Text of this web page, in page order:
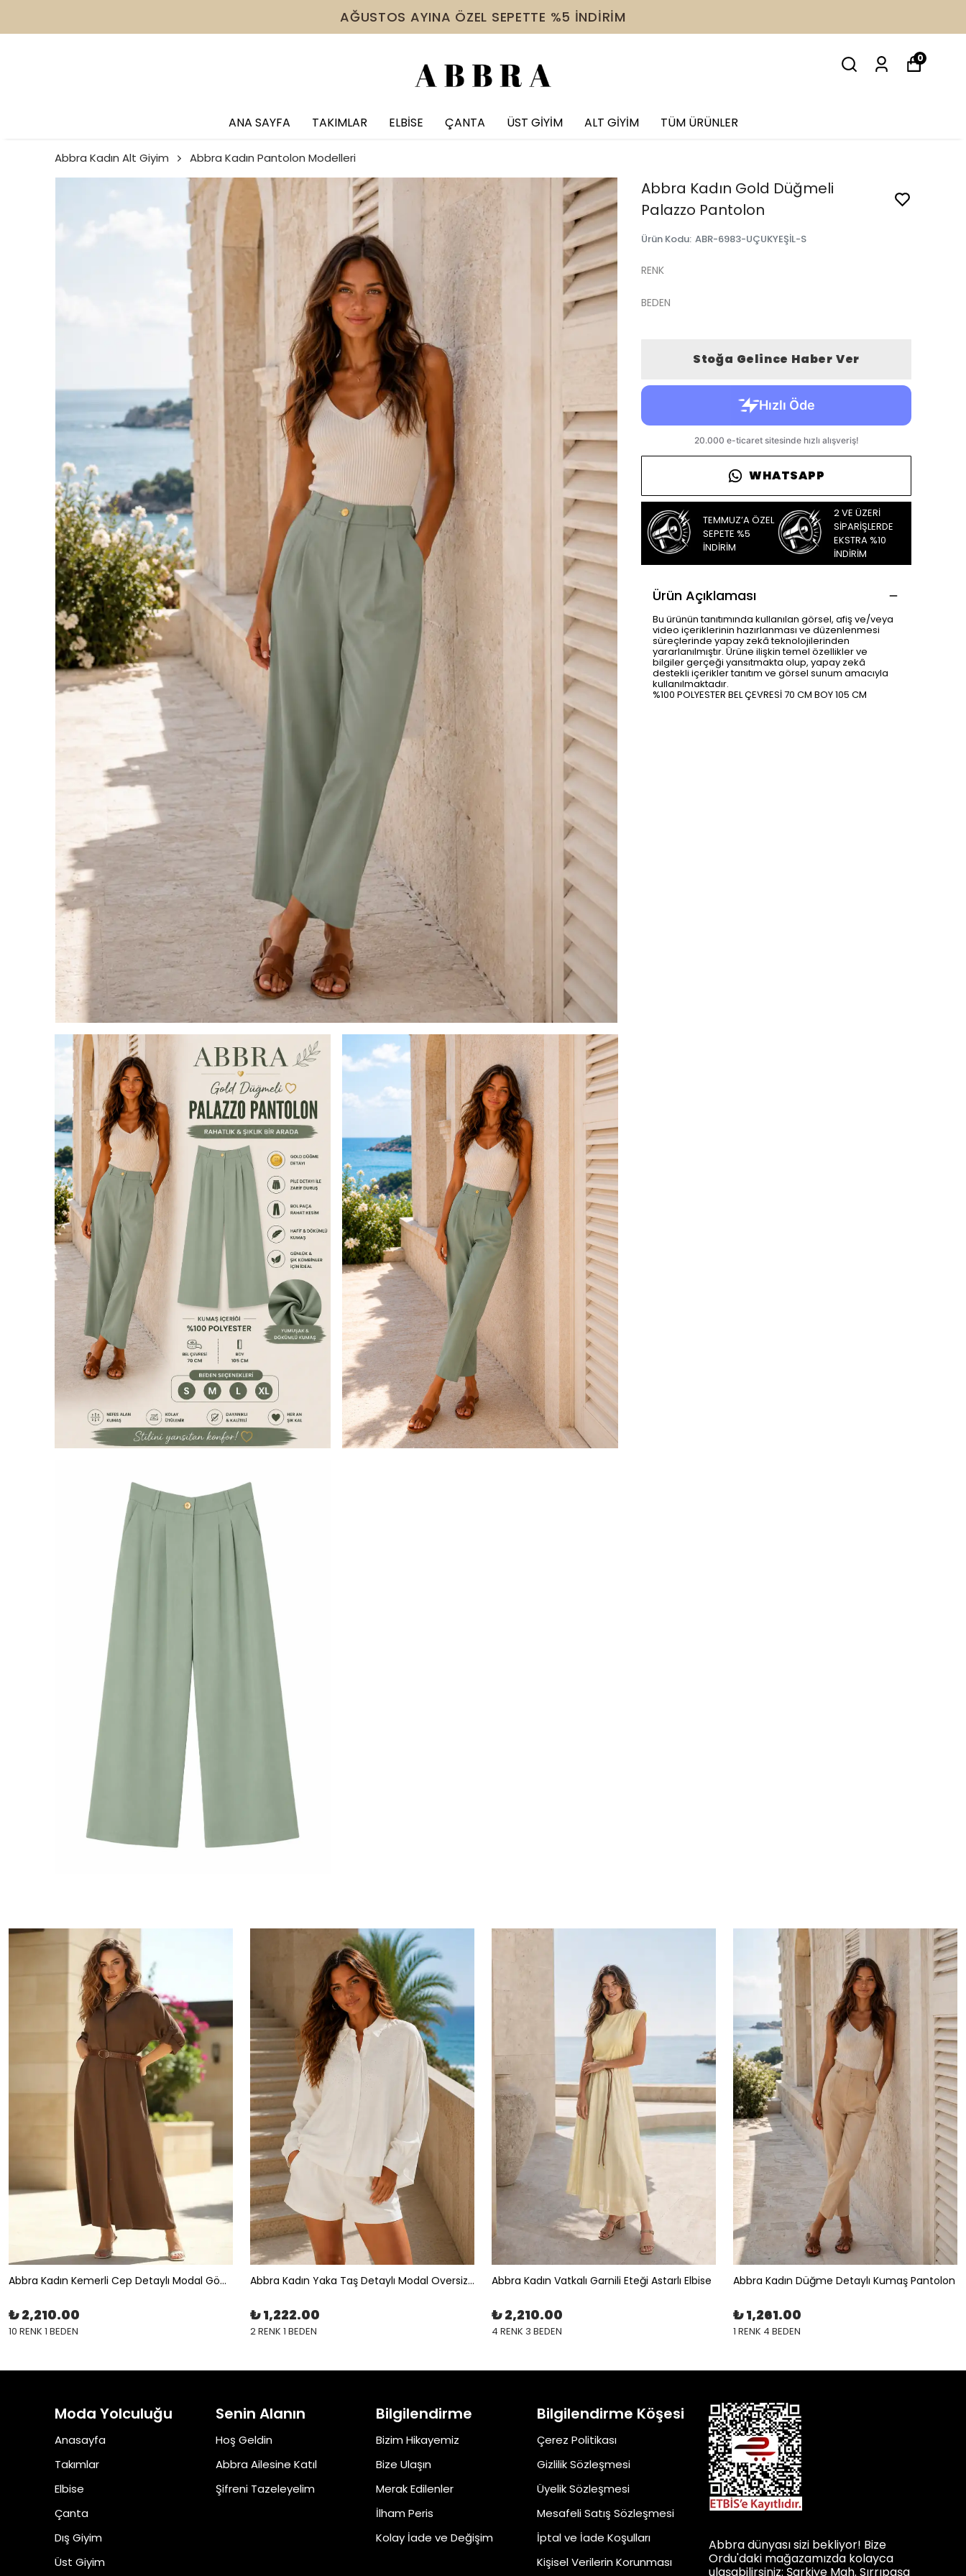
2 VE ÜZERİ ÜRÜNDE TÜM İNDİRİMLERE EK %10 İNDİRİM
ANA SAYFA TAKIMLAR ELBİSE ÇANTA ÜST GİYİM ALT GİYİM TÜM ÜRÜNLER
0
Abbra Kadın Alt Giyim Abbra Kadın Pantolon Modelleri
Abbra Kadın Gold Düğmeli
Palazzo Pantolon
Ürün Kodu: ABR-6983-UÇUKYEŞİL-S
RENK
BEDEN
Stoğa Gelince Haber Ver
WHATSAPP
TEMMUZ’A ÖZEL
SEPETE %5
İNDİRİM
2 VE ÜZERİ
SİPARİŞLERDE
EKSTRA %10
İNDİRİM
Ürün Açıklaması
Bu ürünün tanıtımında kullanılan görsel, afiş ve/veya
video içeriklerinin hazırlanması ve düzenlenmesi
süreçlerinde yapay zekâ teknolojilerinden
yararlanılmıştır. Ürüne ilişkin temel özellikler ve
bilgiler gerçeği yansıtmakta olup, yapay zekâ
destekli içerikler tanıtım ve görsel sunum amacıyla
kullanılmaktadır.
%100 POLYESTER BEL ÇEVRESİ 70 CM BOY 105 CM
Abbra Kadın Kemerli Cep Detaylı Modal Gömlek Elbise
₺ 2,210.00
10 RENK 1 BEDEN
Abbra Kadın Yaka Taş Detaylı Modal Oversize Gömlek
₺ 1,222.00
2 RENK 1 BEDEN
Abbra Kadın Vatkalı Garnili Eteği Astarlı Elbise
₺ 2,210.00
4 RENK 3 BEDEN
Abbra Kadın Düğme Detaylı Kumaş Pantolon
₺ 1,261.00
1 RENK 4 BEDEN
Moda Yolculuğu
Anasayfa
Takımlar
Elbise
Çanta
Dış Giyim
Üst Giyim
Senin Alanın
Hoş Geldin
Abbra Ailesine Katıl
Şifreni Tazeleyelim
Bilgilendirme
Bizim Hikayemiz
Bize Ulaşın
Merak Edilenler
İlham Peris
Kolay İade ve Değişim
Bilgilendirme Köşesi
Çerez Politikası
Gizlilik Sözleşmesi
Üyelik Sözleşmesi
Mesafeli Satış Sözleşmesi
İptal ve İade Koşulları
Kişisel Verilerin Korunması
Abbra dünyası sizi bekliyor! Bize
Ordu'daki mağazamızda kolayca
ulaşabilirsiniz: Şarkiye Mah. Sırrıpaşa